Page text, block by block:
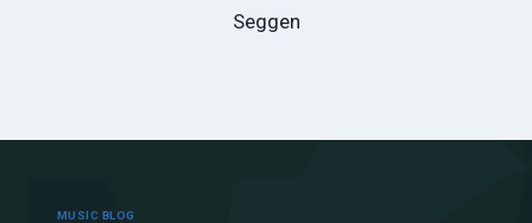
Seggen
MUSIC BLOG